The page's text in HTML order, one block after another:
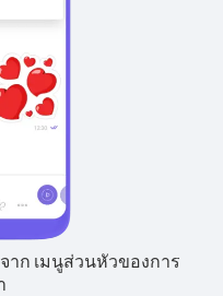
าก เมนูส่วนหัวของการ